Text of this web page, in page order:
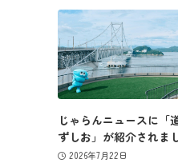
じゃらんニュースに「
ずしお」が紹介されま
2026年7月22日